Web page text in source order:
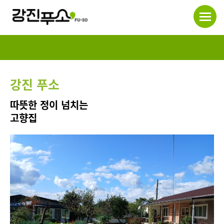
강진 푸소
따뜻한 정이 넘치는
고향집